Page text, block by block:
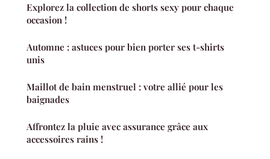
Explorez la collection de shorts sexy pour chaque
occasion !
Automne : astuces pour bien porter ses t-shirts
unis
Maillot de bain menstruel : votre allié pour les
baignades
Affrontez la pluie avec assurance grâce aux
accessoires rains !